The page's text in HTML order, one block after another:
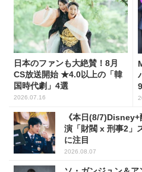
日本のファンも大絶賛！8月
CS放送開始 ★4.0以上の「韓
国時代劇」4選
2026.07.16
《本日(8/
演「財閥 x 刑事2」
に注目
2026.08.07